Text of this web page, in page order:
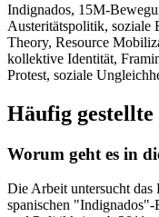
Indignados, 15M-
Austeritätspolitik, soziale
Theory, Resource
kollektive Identität,
Protest, soziale
Häufig gestellte
Worum geht es in
Die Arbeit untersucht
spanischen